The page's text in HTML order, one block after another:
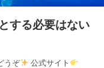
する必要はない
うぞ
公式サイト